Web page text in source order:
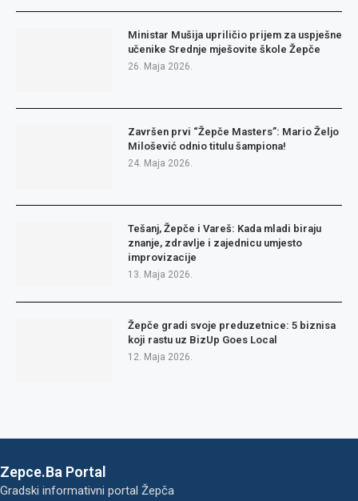
Ministar Mušija upriličio prijem za uspješne
učenike Srednje mješovite škole Žepče
26. Maja 2026.
Završen prvi “Žepče Masters”: Mario Željo
Milošević odnio titulu šampiona!
24. Maja 2026.
Tešanj, Žepče i Vareš: Kada mladi biraju
znanje, zdravlje i zajednicu umjesto
improvizacije
13. Maja 2026.
Žepče gradi svoje preduzetnice: 5 biznisa
koji rastu uz BizUp Goes Local
12. Maja 2026.
Zepce.Ba Portal
Gradski informativni portal Žepča